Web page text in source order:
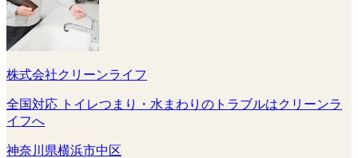
株式会社クリーンライフ
全国対応 トイレつまり・水まわりのトラブルはクリーンラ
イフへ
神奈川県横浜市中区